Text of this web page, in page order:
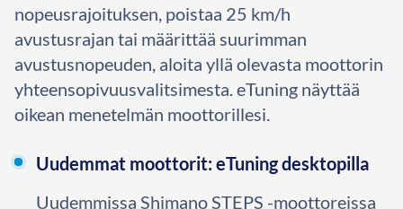
nopeusrajoituksen, poistaa 25 km/h
avustusrajan tai määrittää suurimman
avustusnopeuden, aloita yllä olevasta moottorin
yhteensopivuusvalitsimesta. eTuning näyttää
oikean menetelmän moottorillesi.
Uudemmat moottorit: eTuning desktopilla
Uudemmissa Shimano STEPS -moottoreissa